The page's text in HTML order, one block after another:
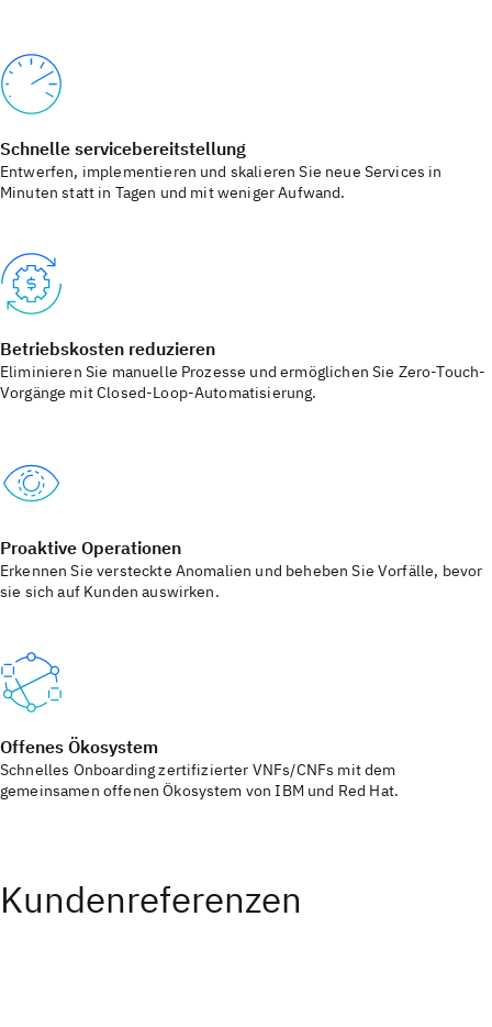
Schnelle servicebereitstellung
Entwerfen, implementieren und skalieren Sie neue Services in
Minuten statt in Tagen und mit weniger Aufwand.
Betriebskosten reduzieren
Eliminieren Sie manuelle Prozesse und ermöglichen Sie Zero-Touch-
Vorgänge mit Closed-Loop-Automatisierung.
Proaktive Operationen
Erkennen Sie versteckte Anomalien und beheben Sie Vorfälle, bevor
sie sich auf Kunden auswirken.
Offenes Ökosystem
Schnelles Onboarding zertifizierter VNFs/CNFs mit dem
gemeinsamen offenen Ökosystem von IBM und Red Hat.
Kundenreferenzen